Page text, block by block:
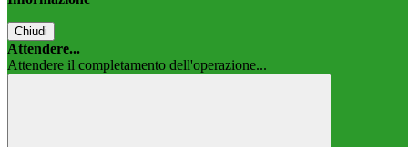
Chiudi
Attendere...
Attendere il completamento dell'operazione...